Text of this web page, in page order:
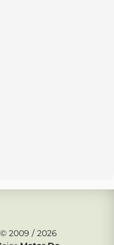
© 2009 / 2026